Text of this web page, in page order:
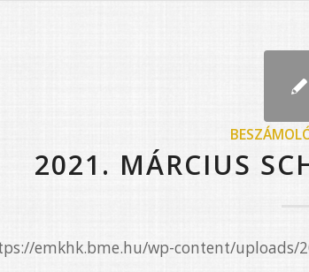
2021. MÁRCIUS
emkhk.bme.hu/wp-content/uploads/